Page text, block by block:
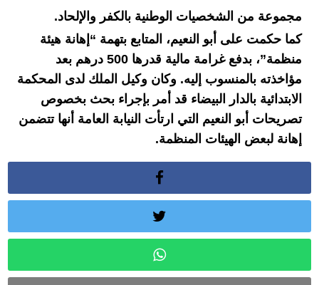
مجموعة من الشخصيات الوطنية بالكفر والإلحاد.
كما حكمت على أبو النعيم، المتابع بتهمة “إهانة هيئة
منظمة”، بدفع غرامة مالية قدرها 500 درهم بعد
مؤاخذته بالمنسوب إليه. وكان وكيل الملك لدى المحكمة
الابتدائية بالدار البيضاء قد أمر بإجراء بحث بخصوص
تصريحات أبو النعيم التي ارتأت النيابة العامة أنها تتضمن
إهانة لبعض الهيئات المنظمة.